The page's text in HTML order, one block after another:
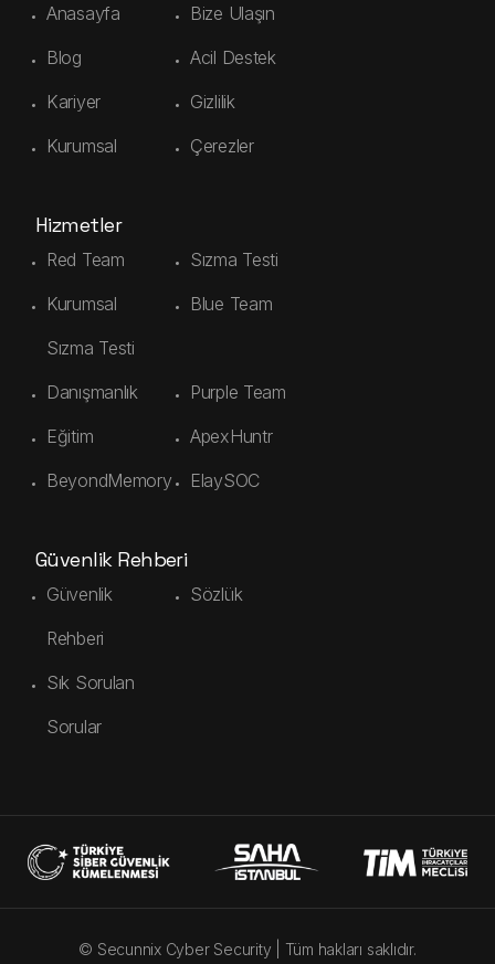
Anasayfa
Bize Ulaşın
Blog
Acil Destek
Kariyer
Gizlilik
Kurumsal
Çerezler
Hizmetler
Red Team
Sızma Testi
Kurumsal
Sızma Testi
Blue Team
Danışmanlık
Purple Team
Eğitim
ApexHuntr
BeyondMemory
ElaySOC
Güvenlik Rehberi
Güvenlik
Rehberi
Sözlük
Sık Sorulan
Sorular
© Secunnix Cyber Security | Tüm hakları saklıdır.